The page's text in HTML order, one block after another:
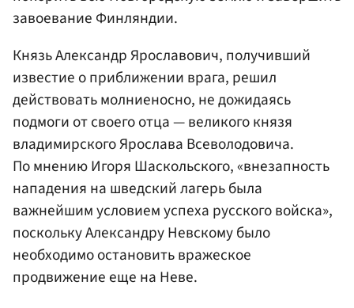
завоевание Финляндии.
Князь Александр Ярославович, получивший
известие о приближении врага, решил
действовать молниеносно, не дожидаясь
подмоги от своего отца — великого князя
владимирского Ярослава Всеволодовича.
По мнению Игоря Шаскольского, «внезапность
нападения на шведский лагерь была
важнейшим условием успеха русского войска»,
поскольку Александру Невскому было
необходимо остановить вражеское
продвижение еще на Неве.